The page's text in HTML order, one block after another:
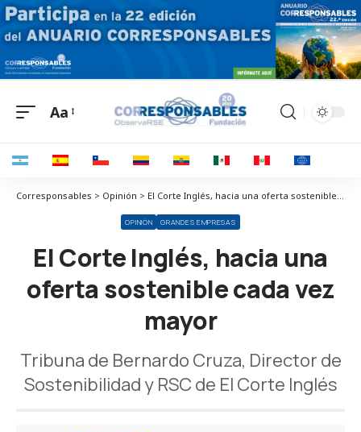
Aa
Corresponsables > Opinión > El Corte Inglés, hacia una oferta sostenible cada vez mayor
OPINIÓN GRANDES EMPRESAS
El Corte Inglés, hacia una
oferta sostenible cada vez
mayor
Tribuna de Bernardo Cruza, Director de
Sostenibilidad y RSC de El Corte Inglés